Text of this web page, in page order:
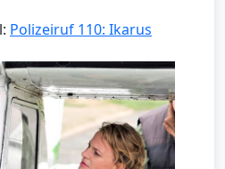
Polizeiruf 110: Ikarus